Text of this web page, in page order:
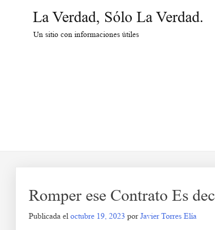
La Verdad, Sólo La Verdad.
Un sitio con informaciones útiles
Romper ese Contrato Es
Publicada el octubre 19, 2023 porJavier Torres Elía